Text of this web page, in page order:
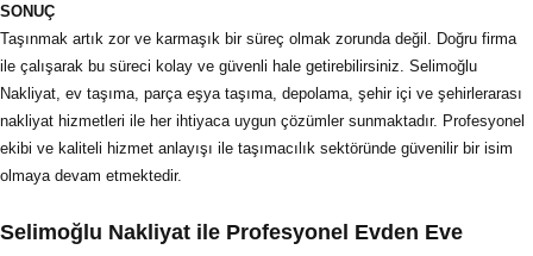
SONUÇ
Taşınmak artık zor ve karmaşık bir süreç olmak zorunda değil. Doğru firma
ile çalışarak bu süreci kolay ve güvenli hale getirebilirsiniz. Selimoğlu
Nakliyat, ev taşıma, parça eşya taşıma, depolama, şehir içi ve şehirlerarası
nakliyat hizmetleri ile her ihtiyaca uygun çözümler sunmaktadır. Profesyonel
ekibi ve kaliteli hizmet anlayışı ile taşımacılık sektöründe güvenilir bir isim
olmaya devam etmektedir.
Selimoğlu Nakliyat ile Profesyonel Evden Eve